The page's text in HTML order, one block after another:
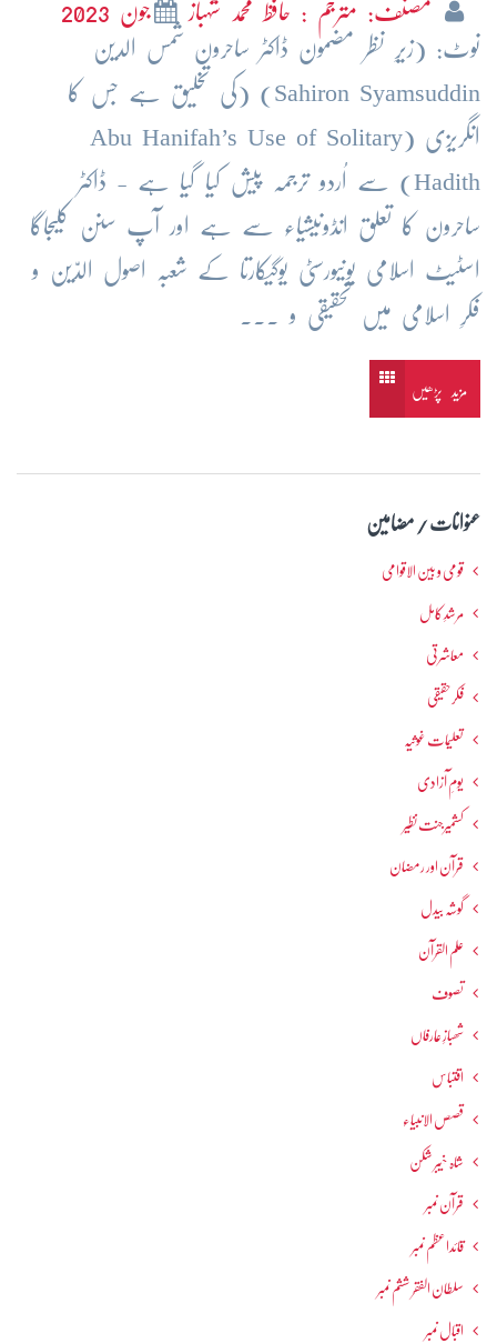
مصنف: مترجم : حافظ محمد شہباز
جون 2023
نوٹ: (زیرِ نظر مضمون ڈاکٹر ساحرون شمس الدین
Sahiron Syamsuddin) (کی تخلیق ہے جس کا
انگریزی (Abu Hanifah’s Use of Solitary
Hadith) سے اُردو ترجمہ پیش کیا گیا ہے - ڈاکٹر
ساحرون کا تعلق انڈونیشیاء سے ہے اور آپ سنن کلیجاگا
اسٹیٹ اسلامی یونیورسٹی یوگیکارتا کے شعبہ اصول الدّین و
فکرِ اسلامی میں تحقیقی و ...
مزید پڑھیں
عنوانات / مضامین
قومی و بین الاقوامی
مرشدِ کامل
معاشرتی
فکرحقیقی
تعلیمات غوثیہ
یومِ آزادی
کشمیرجنت نظیر
قرآن اور رمضان
گوشہ بیدل
علم القرآن
تصوف
شھبازِ عارفاں
اقتباس
قصص الانبیاء
شاہ خیبر شکن
قرآن نمبر
قائداعظم نمبر
سلطان الفقر ششم نمبر
اقبال نمبر